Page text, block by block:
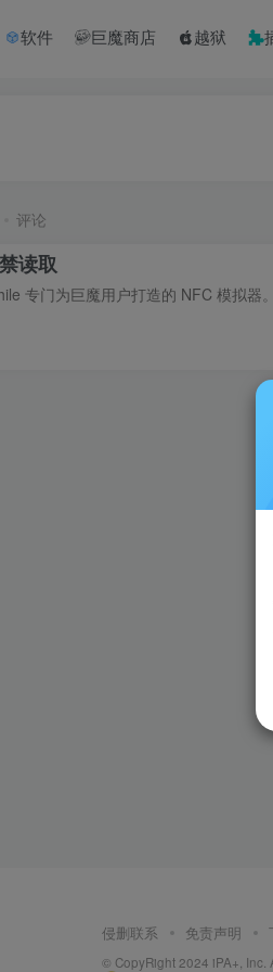
软件 巨魔商店 越狱
评论
读取
侵删联系 免责声明
© CopyRight 2024 iPA+, Inc.